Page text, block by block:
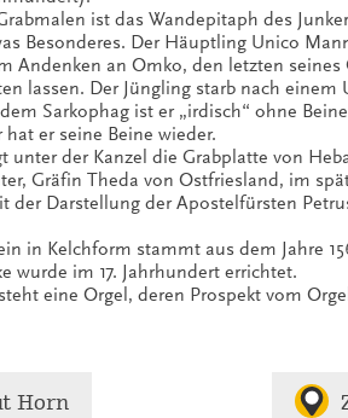
ist das Wandepitaph des
Besonderes. Der Häuptling Unico
Andenken an Omko, den letzten seines
lassen. Der Jüngling starb nach einem
Sarkophag ist er „irdisch“ ohne
er seine Beine wieder.
unter der Kanzel die Grabplatte von
Gräfin Theda von Ostfriesland, im
der Darstellung der Apostelfürsten
in Kelchform stammt aus dem Jahre
wurde im 17. Jahrhundert errichtet.
eine Orgel, deren Prospekt vom
Horn